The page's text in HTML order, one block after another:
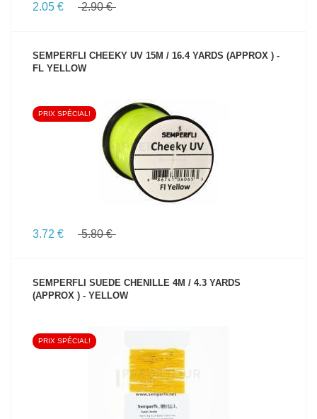
2.05 € 2.90 €
SEMPERFLI CHEEKY UV 15M / 16.4 YARDS (APPROX ) -
FL YELLOW
VOIR LE PRODUIT
PRIX SPÉCIAL!
3.72 € 5.80 €
SEMPERFLI SUEDE CHENILLE 4M / 4.3 YARDS
(APPROX ) - YELLOW
VOIR LE PRODUIT
PRIX SPÉCIAL!